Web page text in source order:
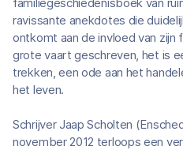
ravissante anekdotes die
ontkomt aan de invloed van zijn
grote vaart geschreven, het is
trekken, een ode aan het
het leven.
Schrijver Jaap Scholten
november 2012 terloops een